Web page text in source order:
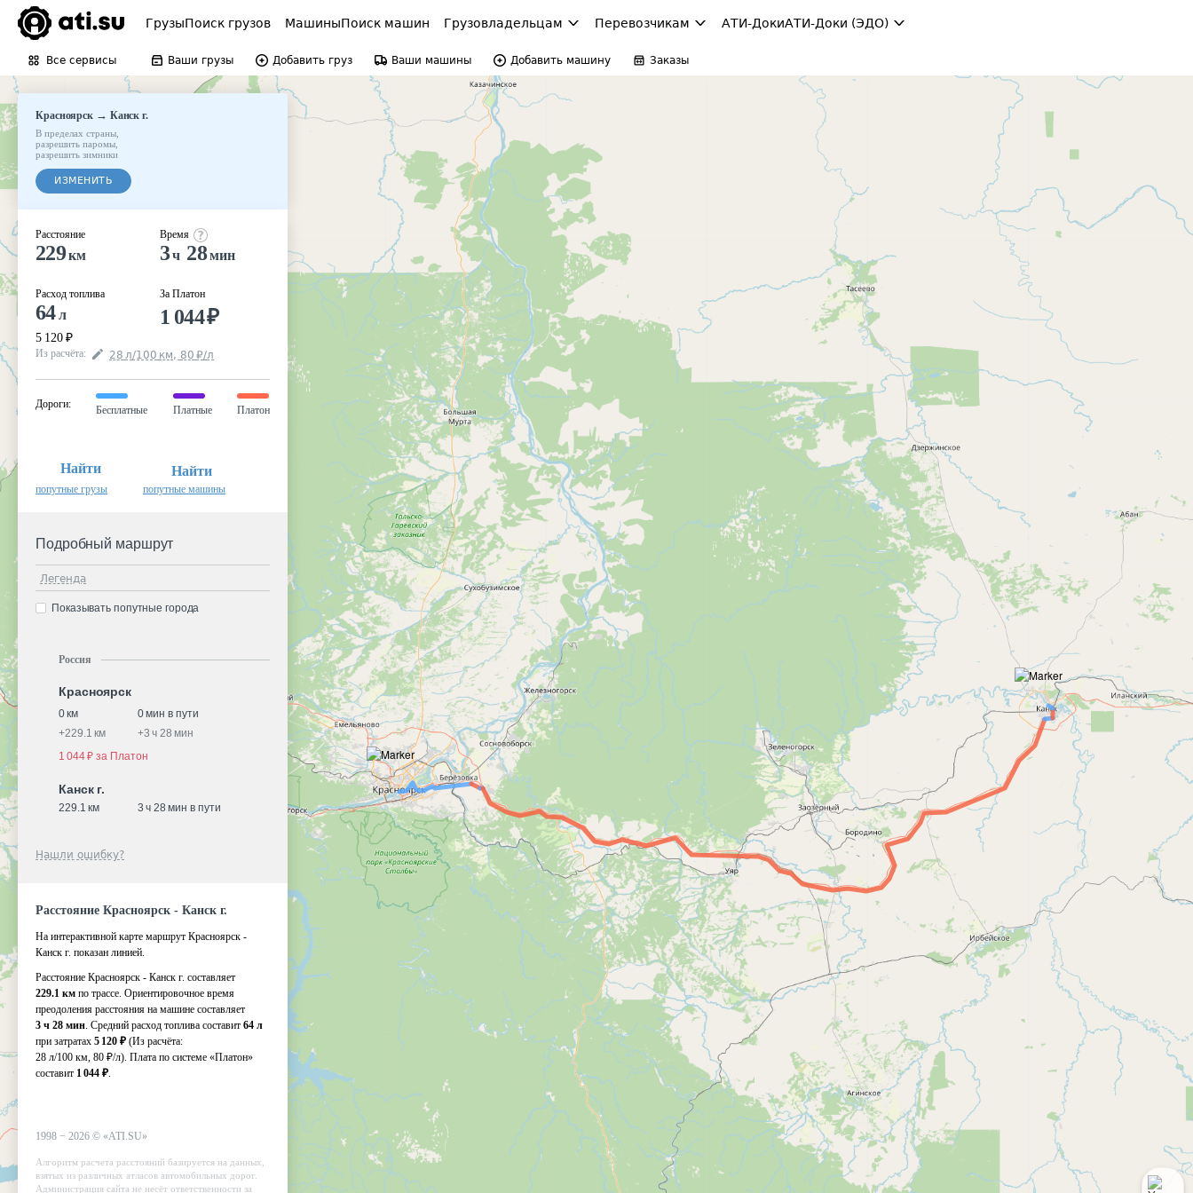
ГрузыПоиск грузов МашиныПоиск машин Грузовладельцам Перевозчикам АТИ-ДокиАТИ-Доки (ЭДО)
Все сервисы Ваши грузы Добавить груз Ваши машины Добавить машину Заказы
Красноярск → Канск г.
В пределах страны
разрешить паромы
разрешить зимники
ИЗМЕНИТЬ
Расстояние
229км
Расход топлива
64л
5 120 ₽
Время
3ч 28мин
За Платон
1 044₽
Из расчёта: 28 л/100 км, 80 ₽/л
Дороги:
Бесплатные Платные Платон
Найти
попутные грузы
Найти
попутные машины
Подробный маршрут
Легенда
Показывать попутные города
Россия
Красноярск
0 км
0 мин в пути
+229.1 км +3 ч 28 мин
1 044 ₽ за Платон
Канск г.
229.1 км 3 ч 28 мин в пути
Нашли ошибку?
Расстояние Красноярск - Канск г.
На интерактивной карте маршрут Красноярск -
Канск г. показан линией.
Расстояние Красноярск - Канск г. составляет
229.1 км по трассе. Ориентировочное время
преодоления расстояния на машине составляет
3 ч 28 мин. Средний расход топлива составит 64 л
при затратах 5 120 ₽ (Из расчёта:
28 л/100 км, 80 ₽/л). Плата по системе «Платон»
составит 1 044 ₽.
1998 − 2026 © «ATI.SU»
Алгоритм расчета расстояний базируется на данных,
взятых из различных атласов автомобильных дорог.
Администрация сайта не несёт ответственности за